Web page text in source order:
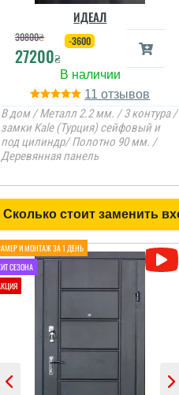
ИДЕАЛ
30800₴
27200₴
-3600
11
В дом / Металл 2.2 мм. / 3 контура /
замки Kale (Турция) сейфовый и
под цилиндр/ Полотно 90 мм. /
Деревянная панель
Сколько стоит заменить